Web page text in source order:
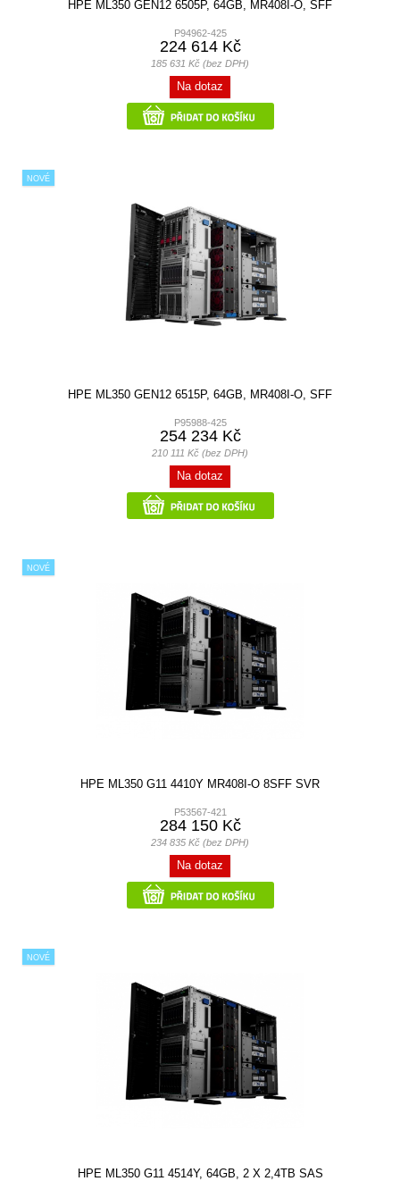
HPE ML350 GEN12 6505P, 64GB, MR408I-O, SFF
P94962-425
224 614 Kč
185 631 Kč (bez DPH)
Na dotaz
NOVÉ
HPE ML350 GEN12 6515P, 64GB, MR408I-O, SFF
P95988-425
254 234 Kč
210 111 Kč (bez DPH)
Na dotaz
NOVÉ
HPE ML350 G11 4410Y MR408I-O 8SFF SVR
P53567-421
284 150 Kč
234 835 Kč (bez DPH)
Na dotaz
NOVÉ
HPE ML350 G11 4514Y, 64GB, 2 X 2,4TB SAS